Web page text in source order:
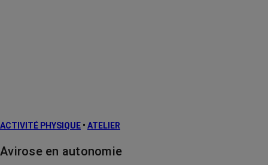
ACTIVITÉ PHYSIQUE • ATELIER
Avirose en autonomie